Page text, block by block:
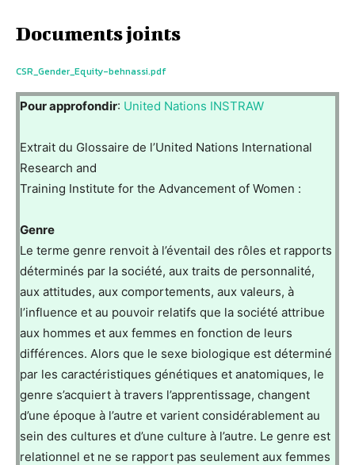
Documents joints
CSR_Gender_Equity-behnassi.pdf
Pour approfondir: United Nations INSTRAW
Extrait du Glossaire de l’United Nations International
Research and
Training Institute for the Advancement of Women :
Genre
Le terme genre renvoit à l’éventail des rôles et rapports
déterminés par la société, aux traits de personnalité,
aux attitudes, aux comportements, aux valeurs, à
l’influence et au pouvoir relatifs que la société attribue
aux hommes et aux femmes en fonction de leurs
différences. Alors que le sexe biologique est déterminé
par les caractéristiques génétiques et anatomiques, le
genre s’acquiert à travers l’apprentissage, changent
d’une époque à l’autre et varient considérablement au
sein des cultures et d’une culture à l’autre. Le genre est
relationnel et ne se rapport pas seulement aux femmes